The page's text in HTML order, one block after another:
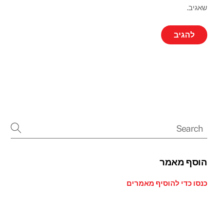
שאגיב.
הוסף מאמר
כנסו כדי להוסיף מאמרים